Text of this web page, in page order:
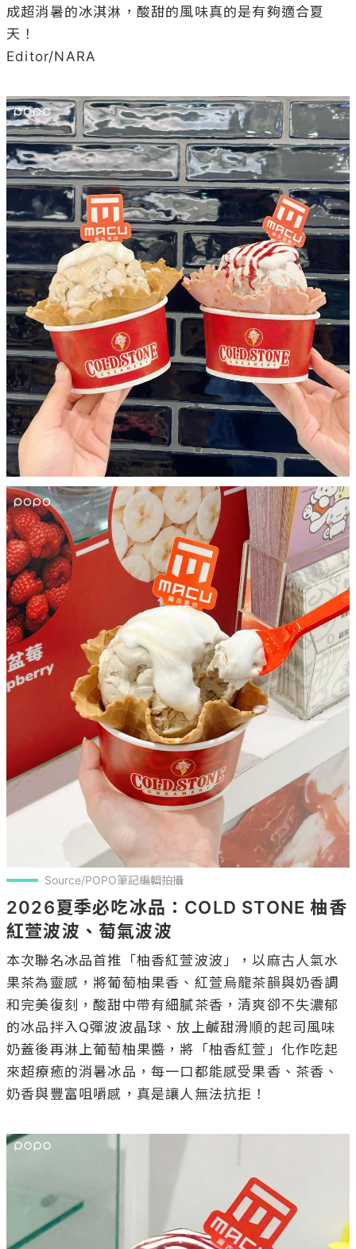
成超消暑的冰淇淋，酸甜的風味真的是有夠適合夏
天！
Editor/NARA
Source/POPO筆記編輯拍攝
2026夏季必吃冰品：COLD STONE 柚香
紅萱波波、萄氣波波
本次聯名冰品首推「柚香紅萱波波」，以麻古人氣水
果茶為靈感，將葡萄柚果香、紅萱烏龍茶韻與奶香調
和完美復刻，酸甜中帶有細膩茶香，清爽卻不失濃郁
的冰品拌入Q彈波波晶球、放上鹹甜滑順的起司風味
奶蓋後再淋上葡萄柚果醬，將「柚香紅萱」化作吃起
來超療癒的消暑冰品，每一口都能感受果香、茶香、
奶香與豐富咀嚼感，真是讓人無法抗拒！